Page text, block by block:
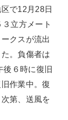
で12月28日
立方メート
クスが流出
。負傷者は
後６時に復旧
作業中。復
第、送風を